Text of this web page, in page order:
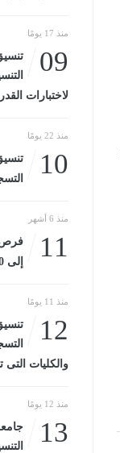
منذ 17 يومًا
09
لاختبارات
منذ 22 يومًا
10
منذ 6 أشهر
11
فرص
إلى 30 ألف جنيه.. اعرف التفاصيل
منذ 11 يومًا
12
والكليات التى
منذ 12 يومًا
13